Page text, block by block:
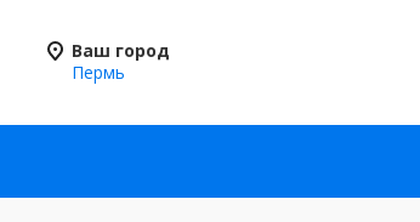
Ваш город
Пермь